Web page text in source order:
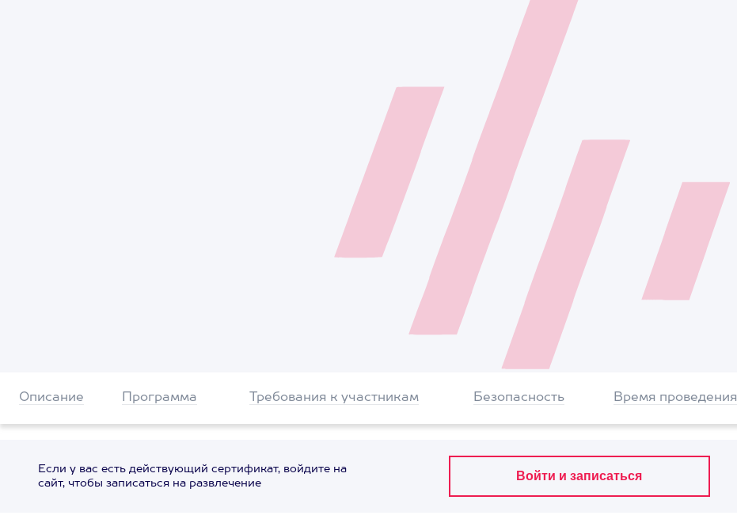
Описание Программа Требования к участникам Безопасность Время проведения
Если у вас есть действующий сертификат, войдите на
сайт, чтобы записаться на развлечение